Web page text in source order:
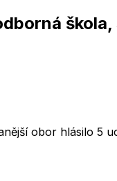
obor hlásilo 5